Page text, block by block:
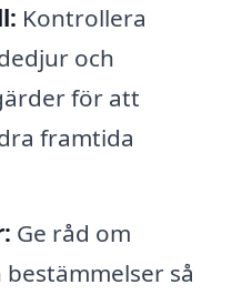
Kontrollera
och
för att
framtida
Ge råd om
så